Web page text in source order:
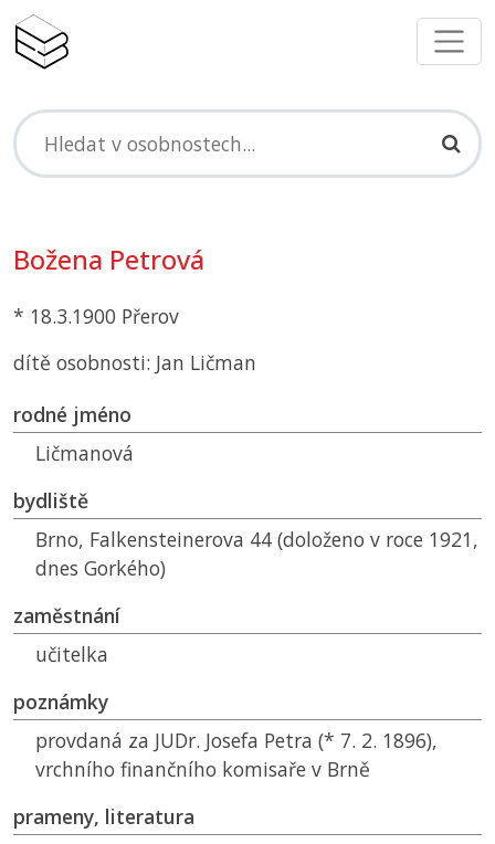
Božena Petrová
* 18.3.1900 Přerov
dítě osobnosti: Jan Ličman
rodné jméno
Ličmanová
bydliště
Brno, Falkensteinerova 44 (doloženo v roce 1921,
dnes Gorkého)
zaměstnání
učitelka
poznámky
provdaná za JUDr. Josefa Petra (* 7. 2. 1896),
vrchního finančního komisaře v Brně
prameny, literatura